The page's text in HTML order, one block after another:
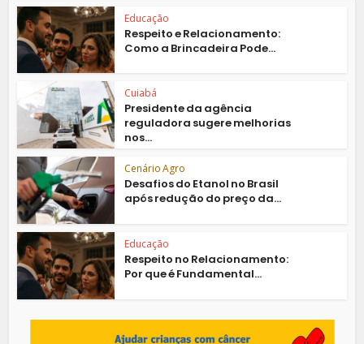
Educação
Respeito e Relacionamento:
Como a Brincadeira Pode...
Cuiabá
Presidente da agência
reguladora sugere melhorias
nos...
Cenário Agro
Desafios do Etanol no Brasil
após redução do preço da...
Educação
Respeito no Relacionamento:
Por que é Fundamental...